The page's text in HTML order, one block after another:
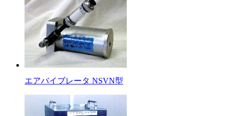
エアバイブレータ NSVN型